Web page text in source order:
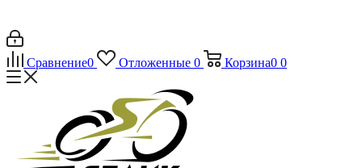
Сравнение0 Отложенные 0 Корзина0 0